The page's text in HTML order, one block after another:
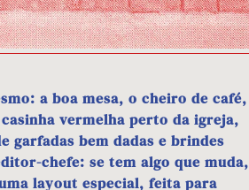
a boa mesa, o cheiro de café,
vermelha perto da igreja,
garfadas bem dadas e brindes
chefe: se tem algo que muda,
layout especial, feita para